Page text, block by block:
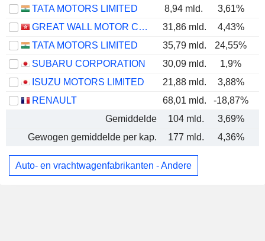
TATA MOTORS LIMITED
8,94 mld. 3,61%
GREAT WALL MOTOR COMPANY LIMITED
31,86 mld. 4,43%
TATA MOTORS LIMITED
35,79 mld. 24,55%
SUBARU CORPORATION
30,09 mld. 1,9%
ISUZU MOTORS LIMITED
21,88 mld. 3,88%
RENAULT
68,01 mld. -18,87%
Gemiddelde
104 mld. 3,69%
Gewogen gemiddelde per kap.
177 mld. 4,36%
Auto- en vrachtwagenfabrikanten - Andere